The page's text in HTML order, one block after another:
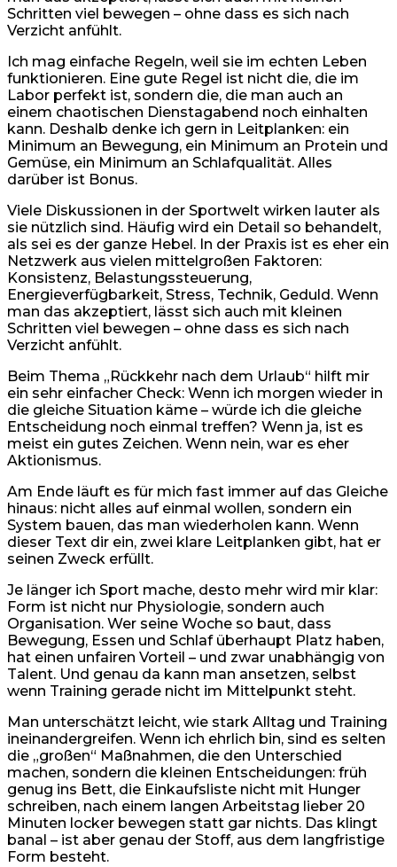
Schritten viel bewegen – ohne dass es sich nach
Verzicht anfühlt.
Ich mag einfache Regeln, weil sie im echten Leben
funktionieren. Eine gute Regel ist nicht die, die im
Labor perfekt ist, sondern die, die man auch an
einem chaotischen Dienstagabend noch einhalten
kann. Deshalb denke ich gern in Leitplanken: ein
Minimum an Bewegung, ein Minimum an Protein und
Gemüse, ein Minimum an Schlafqualität. Alles
darüber ist Bonus.
Viele Diskussionen in der Sportwelt wirken lauter als
sie nützlich sind. Häufig wird ein Detail so behandelt,
als sei es der ganze Hebel. In der Praxis ist es eher ein
Netzwerk aus vielen mittelgroßen Faktoren:
Konsistenz, Belastungssteuerung,
Energieverfügbarkeit, Stress, Technik, Geduld. Wenn
man das akzeptiert, lässt sich auch mit kleinen
Schritten viel bewegen – ohne dass es sich nach
Verzicht anfühlt.
Beim Thema „Rückkehr nach dem Urlaub“ hilft mir
ein sehr einfacher Check: Wenn ich morgen wieder in
die gleiche Situation käme – würde ich die gleiche
Entscheidung noch einmal treffen? Wenn ja, ist es
meist ein gutes Zeichen. Wenn nein, war es eher
Aktionismus.
Am Ende läuft es für mich fast immer auf das Gleiche
hinaus: nicht alles auf einmal wollen, sondern ein
System bauen, das man wiederholen kann. Wenn
dieser Text dir ein, zwei klare Leitplanken gibt, hat er
seinen Zweck erfüllt.
Je länger ich Sport mache, desto mehr wird mir klar:
Form ist nicht nur Physiologie, sondern auch
Organisation. Wer seine Woche so baut, dass
Bewegung, Essen und Schlaf überhaupt Platz haben,
hat einen unfairen Vorteil – und zwar unabhängig von
Talent. Und genau da kann man ansetzen, selbst
wenn Training gerade nicht im Mittelpunkt steht.
Man unterschätzt leicht, wie stark Alltag und Training
ineinandergreifen. Wenn ich ehrlich bin, sind es selten
die „großen“ Maßnahmen, die den Unterschied
machen, sondern die kleinen Entscheidungen: früh
genug ins Bett, die Einkaufsliste nicht mit Hunger
schreiben, nach einem langen Arbeitstag lieber 20
Minuten locker bewegen statt gar nichts. Das klingt
banal – ist aber genau der Stoff, aus dem langfristige
Form besteht.